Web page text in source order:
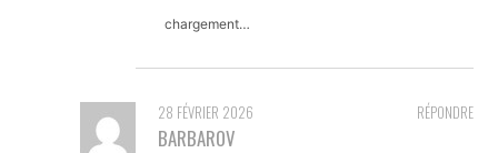
chargement…
RÉPONDRE
28 FÉVRIER 2026
BARBAROV